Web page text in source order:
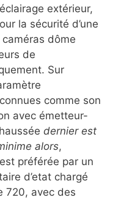
extérieur,
la sécurité d’une
caméras dôme
de
Sur
comme son
avec émetteur-
dernier est
alors,
préférée par un
d’etat chargé
720, avec des